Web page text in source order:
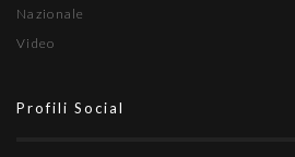
Nazionale
Video
Profili Social